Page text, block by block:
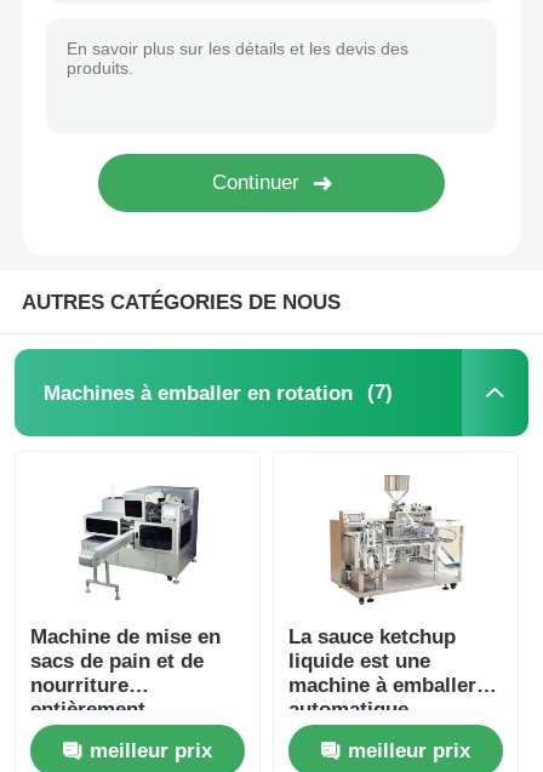
Machine à emballer verticale
Machine d'emballage à comptage visuel
Machine à emballer des poids à plusieurs têtes
Services de transformation des emballages
Matériau d'emballage
Ligne de production spécialisée
AUTRES CATÉGORIES DE NOUS
Machines à emballer en rotation (7)
Machine de mise en
sacs de pain et de
nourriture
entièrement
automatique 13-40
sacs/minutemeilleur prix
La sauce ketchup
liquide est une
machine à emballer
automatique
horizontale.
meilleur prix